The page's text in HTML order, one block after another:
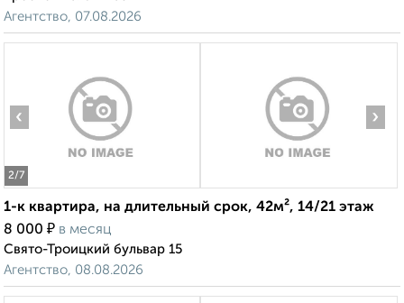
Агентство, 07.08.2026
2/7
‹ ›
1-к квартира, на длительный срок, 42м², 14/21 этаж
8 000 ₽ в месяц
Свято-Троицкий бульвар 15
Агентство, 08.08.2026